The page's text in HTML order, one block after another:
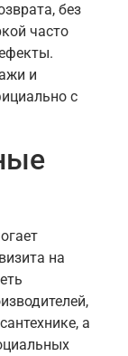
без
часто
и
с
на
а